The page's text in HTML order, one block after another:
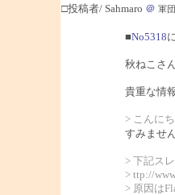
□投稿者/ Sahmaro ＠ 軍
■No5318
秋ねこさ
貴重な情
> こんに
すみませ
> 下記ス
> ttp://
> 原因は